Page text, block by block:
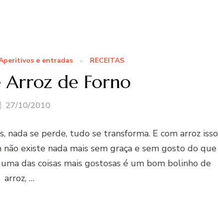
e entradas RECEITAS
Arroz de Forno
27/10/2010
nada se perde, tudo se transforma. E com arroz isso
existe nada mais sem graça e sem gosto do que
das coisas mais gostosas é um bom bolinho de
arroz, …